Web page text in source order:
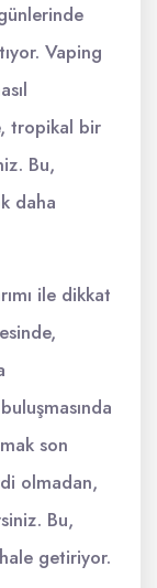
Vaping
tropikal bir
Bu,
daha
ile dikkat
son
olmadan,
Bu,
getiriyor.